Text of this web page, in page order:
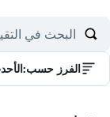
الفرز حسب: